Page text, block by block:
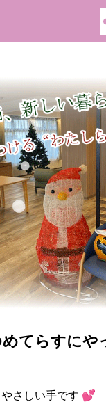
てらすにや
さしい手です 💕